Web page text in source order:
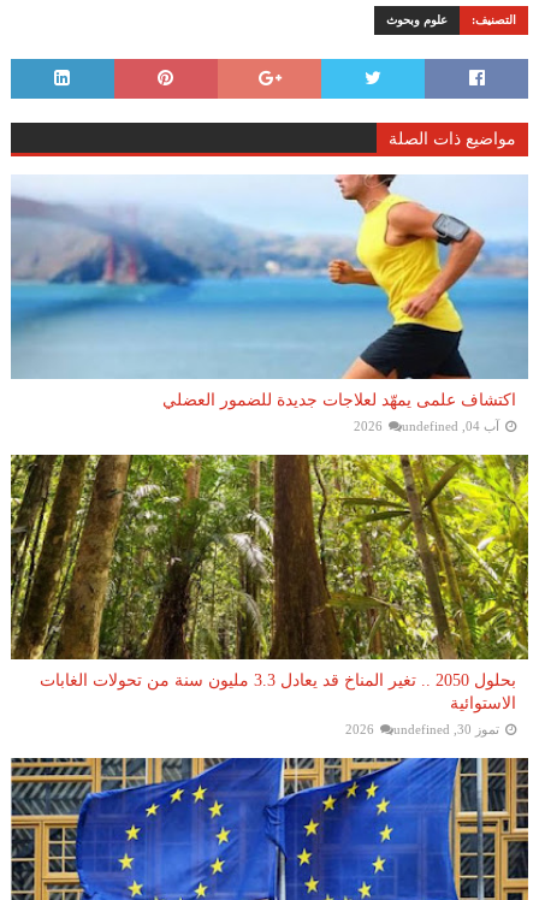
التصنيف: علوم وبحوث
مواضيع ذات الصلة
اكتشاف علمى يمهّد لعلاجات جديدة للضمور العضلي
آب 04, 2026 undefined
بحلول 2050 .. تغير المناخ قد يعادل 3.3 مليون سنة من تحولات الغابات
الاستوائية
تموز 30, 2026 undefined